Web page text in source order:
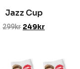
Jazz Cup
299kr 249kr